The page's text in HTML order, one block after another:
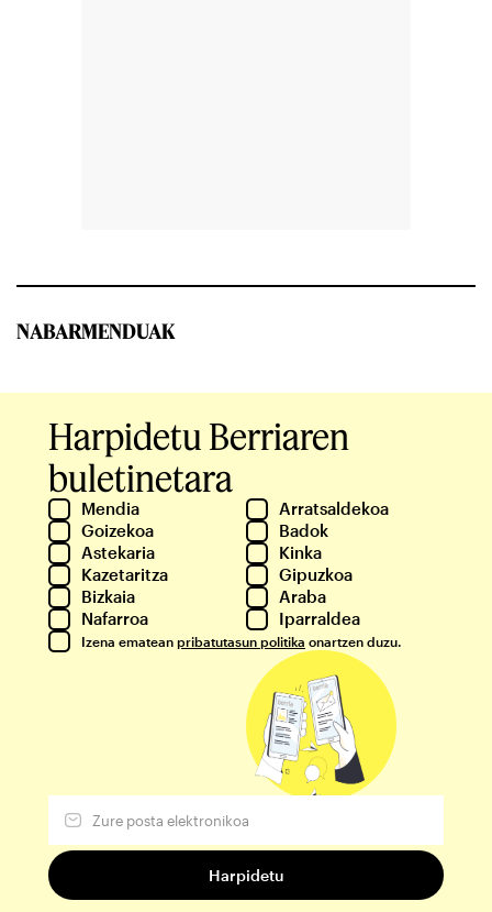
NABARMENDUAK
Harpidetu Berriaren
buletinetara
Mendia
Arratsaldekoa
Goizekoa
Badok
Astekaria
Kinka
Kazetaritza
Gipuzkoa
Bizkaia
Araba
Nafarroa
Iparraldea
Izena ematean pribatutasun politika onartzen duzu.